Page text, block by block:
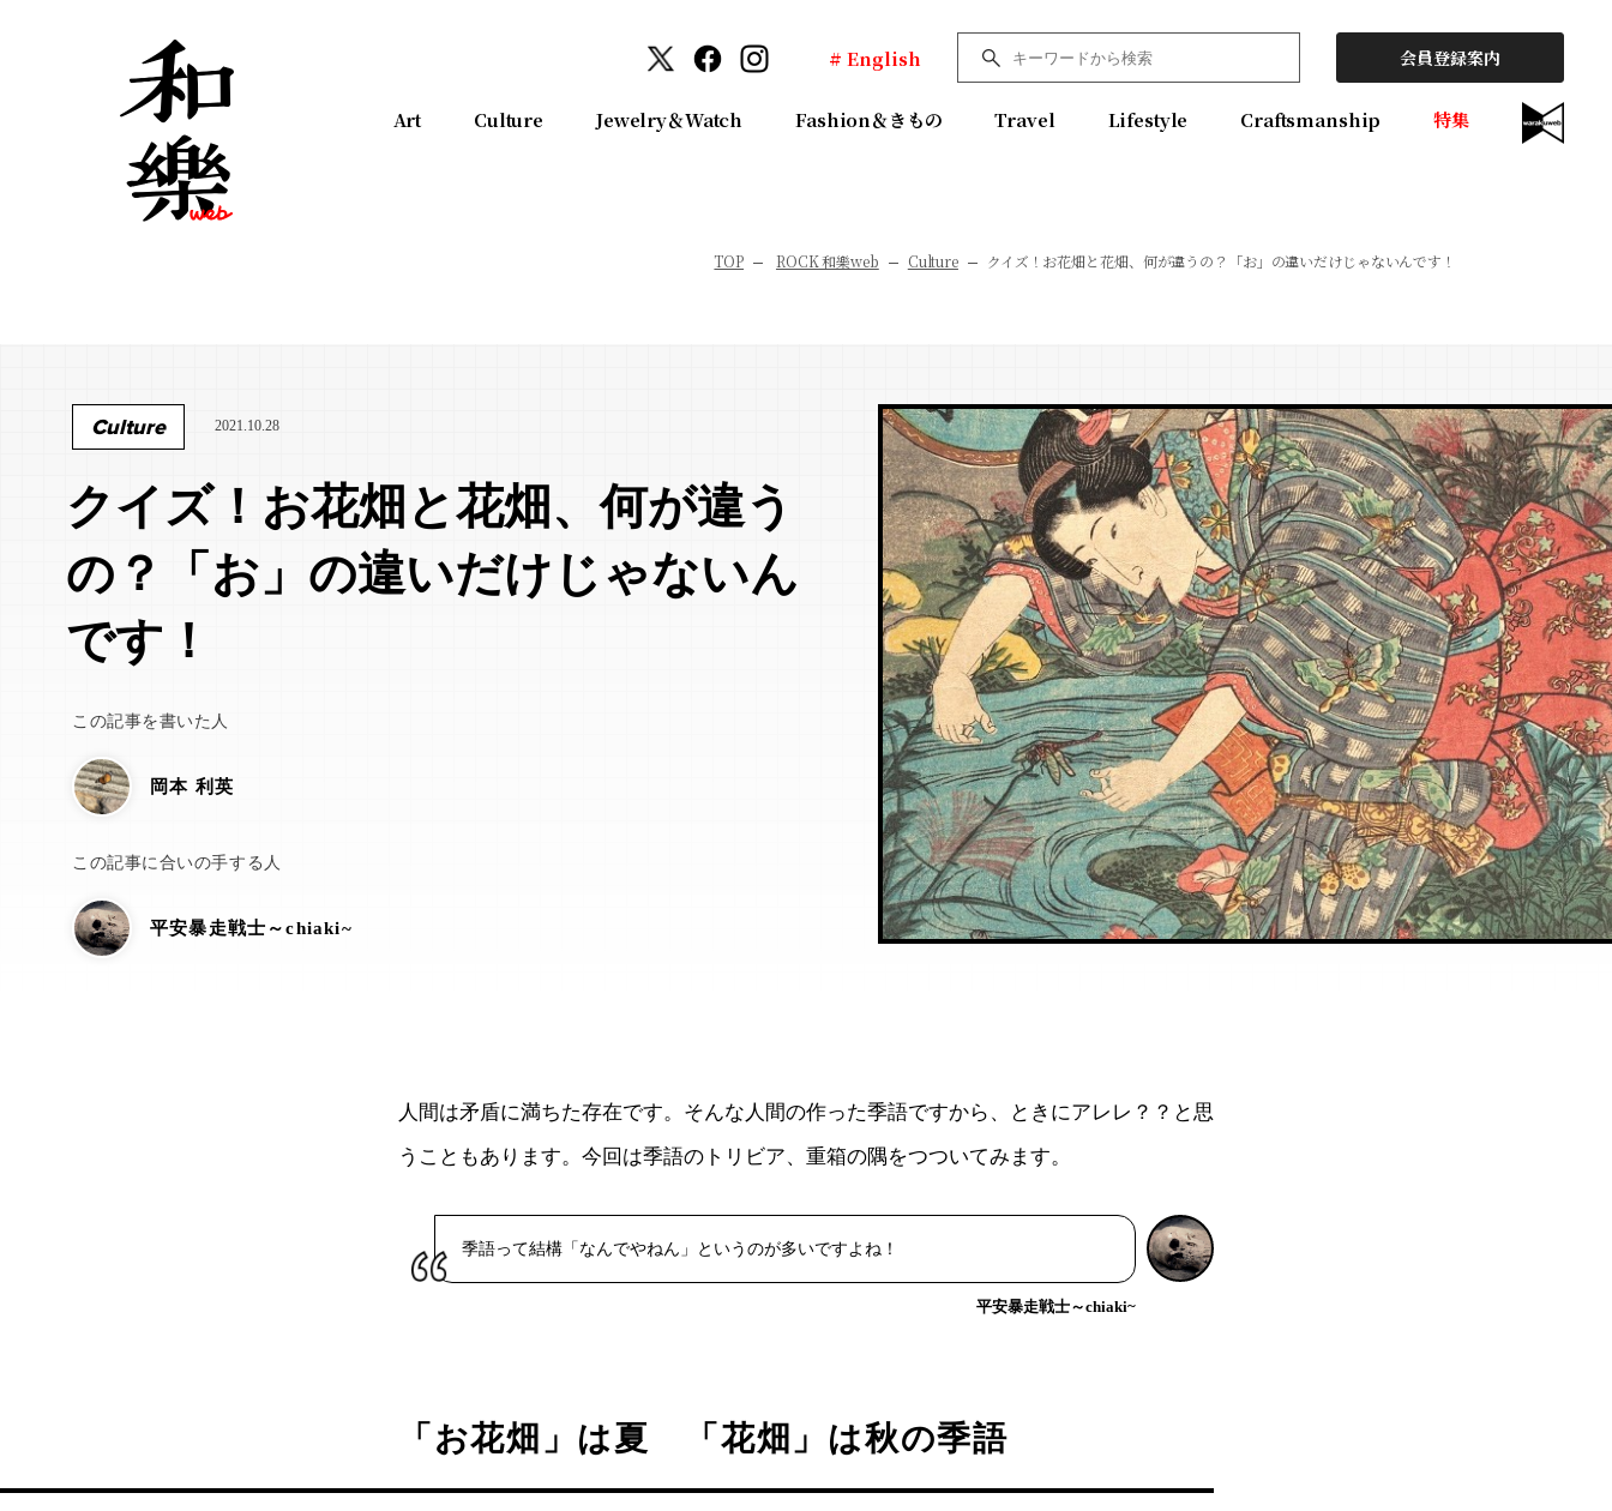
# English 会員登録案内
Art Culture Jewelry＆Watch Fashion＆きもの Travel Lifestyle Craftsmanship 特集
TOP ROCK 和樂web Culture クイズ！お花畑と花畑、何が違うの？「お」の違いだけじゃないんです！
Culture 2021.10.28
クイズ！お花畑と花畑、何が違う
の？「お」の違いだけじゃないん
です！
この記事を書いた人
岡本 利英
この記事に合いの手する人
平安暴走戦士～chiaki~
人間は矛盾に満ちた存在です。そんな人間の作った季語ですから、ときにアレレ？？と思
うこともあります。今回は季語のトリビア、重箱の隅をつついてみます。
季語って結構「なんでやねん」というのが多いですよね！
平安暴走戦士～chiaki~
「お花畑」は夏 「花畑」は秋の季語